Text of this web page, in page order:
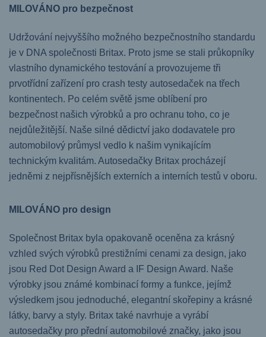
MILOVÁNO pro bezpečnost
Udržování nejvyššího možného bezpečnostního standardu
je v DNA společnosti Britax. Proto jsme se stali průkopníky
vlastního dynamického testování a provozujeme tři
prvotřídní zařízení pro crash testy autosedaček na třech
kontinentech. Po celém světě jsme oblíbení pro
bezpečnost našich výrobků a pro ochranu toho, co je
nejdůležitější. Naše silné dědictví jako dodavatele pro
automobilový průmysl vedlo k našim vynikajícím
technickým kvalitám. Autosedačky Britax procházejí
jedněmi z nejpřísnějších externích a interních testů v oboru.
MILOVÁNO pro design
Společnost Britax byla opakovaně oceněna za krásný
vzhled svých výrobků prestižními cenami za design, jako
jsou Red Dot Design Award a IF Design Award. Naše
výrobky jsou známé kombinací formy a funkce, jejímž
výsledkem jsou jednoduché, elegantní skořepiny a krásné
látky, barvy a styly. Britax také navrhuje a vyrábí
autosedačky pro přední automobilové značky, jako jsou